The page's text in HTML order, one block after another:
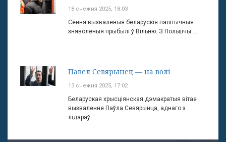
18 снежня 2025, 18:03
Сёння вызваленыя беларускія палітычныя
зняволеныя прыбылі ў Вільню. З Польшчы ...
Павел Севярынец — на волі
13 снежня 2025, 17:02
Беларуская хрысціянская дэмакратыя вітае
вызваленне Паўла Севярынца, аднаго з
лідараў ...